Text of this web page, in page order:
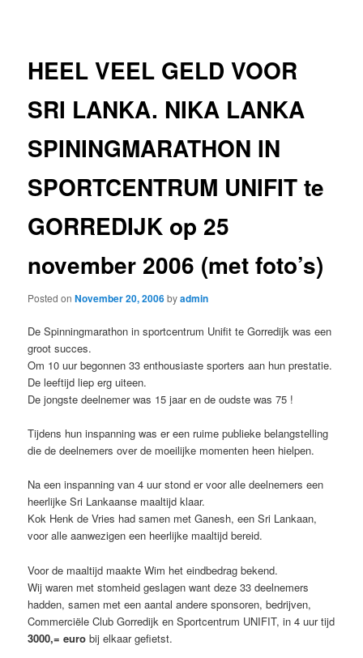
HEEL VEEL GELD VOOR
SRI LANKA. NIKA LANKA
SPININGMARATHON IN
SPORTCENTRUM UNIFIT te
GORREDIJK op 25
november 2006 (met foto’s)
Posted onNovember 20, 2006byadmin
De Spinningmarathon in sportcentrum Unifit te Gorredijk was een
groot succes.
Om 10 uur begonnen 33 enthousiaste sporters aan hun prestatie.
De leeftijd liep erg uiteen.
De jongste deelnemer was 15 jaar en de oudste was 75 !
Tijdens hun inspanning was er een ruime publieke belangstelling
die de deelnemers over de moeilijke momenten heen hielpen.
Na een inspanning van 4 uur stond er voor alle deelnemers een
heerlijke Sri Lankaanse maaltijd klaar.
Kok Henk de Vries had samen met Ganesh, een Sri Lankaan,
voor alle aanwezigen een heerlijke maaltijd bereid.
Voor de maaltijd maakte Wim het eindbedrag bekend.
Wij waren met stomheid geslagen want deze 33 deelnemers
hadden, samen met een aantal andere sponsoren, bedrijven,
Commerciële Club Gorredijk en Sportcentrum UNIFIT, in 4 uur tijd
3000,= euro bij elkaar gefietst.